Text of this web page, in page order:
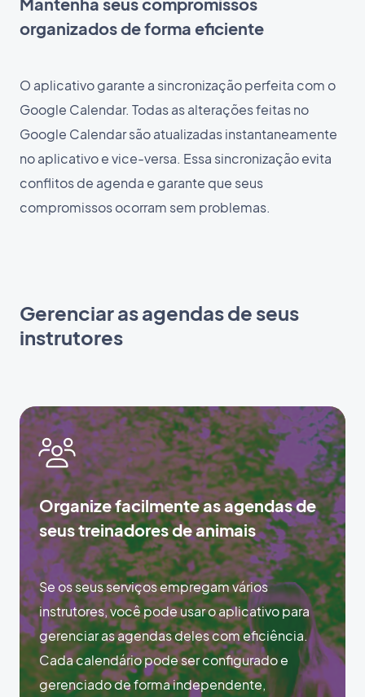
organizados de forma eficiente
O aplicativo garante a sincronização perfeita com o
Google Calendar. Todas as alterações feitas no
Google Calendar são atualizadas instantaneamente
no aplicativo e vice-versa. Essa sincronização evita
conflitos de agenda e garante que seus
compromissos ocorram sem problemas.
Gerenciar as agendas de seus
instrutores
Organize facilmente as agendas de
seus treinadores de animais
Se os seus serviços empregam vários
instrutores, você pode usar o aplicativo para
gerenciar as agendas deles com eficiência.
Cada calendário pode ser configurado e
gerenciado de forma independente,